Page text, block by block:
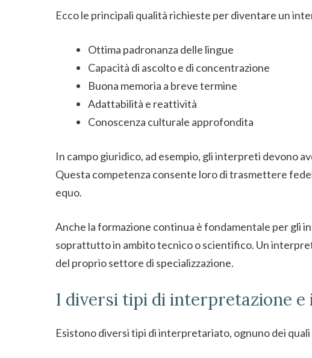
Ecco le principali qualità richieste per diventare un
Ottima padronanza delle lingue
Capacità di ascolto e di concentrazione
Buona memoria a breve termine
Adattabilità e reattività
Conoscenza culturale approfondita
In campo giuridico, ad esempio, gli interpreti devono
Questa competenza consente loro di trasmettere
equo.
Anche la formazione continua è fondamentale per gli
soprattutto in ambito tecnico o scientifico. Un
del proprio settore di specializzazione.
I diversi tipi di interpretazione
Esistono diversi tipi di interpretariato, ognuno dei